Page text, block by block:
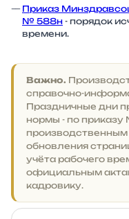
Приказ
№ 588н - порядок
времени.
Важно.
справочно-
Праздничные дни
нормы - по
обновления
учёта рабочего
официальным
кадровику.